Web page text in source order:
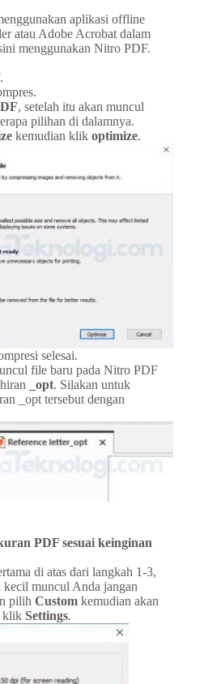
aplikasi offline
atau Adobe Acrobat dalam
menggunakan Nitro PDF.
, setelah itu akan muncul
pilihan di dalamnya.
kemudian klik optimize.
selesai.
file baru pada Nitro PDF
_opt. Silakan untuk
_opt tersebut dengan
PDF sesuai keinginan
di atas dari langkah 1-3,
kecil muncul Anda jangan
pilih Custom kemudian akan
klik Settings.